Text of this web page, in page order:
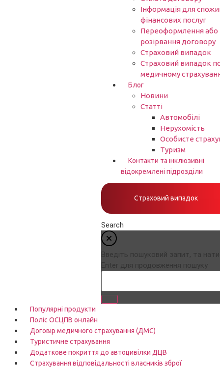
Інформація для
фінансових послуг
Переоформлення або
розірвання договору
Страховий випадок
Страховий випадок
медичному
Блог
Новини
Статті
Автомобілі
Нерухомість
Особисте
Туризм
Контакти та інклюзивні
відокремлені підрозділи
Страховий випадок
Search
Введіть пошуковий запит, та
Enter для продовження пошуку
Популярні продукти
Поліс ОСЦПВ онлайн
Договір медичного страхування (ДМС)
Туристичне страхування
Додаткове покриття до автоцивілки ДЦВ
Страхування відповідальності власників зброї